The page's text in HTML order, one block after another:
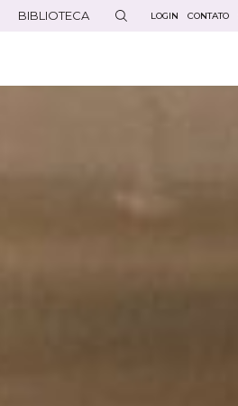
BIBLIOTECA LOGIN CONTATO